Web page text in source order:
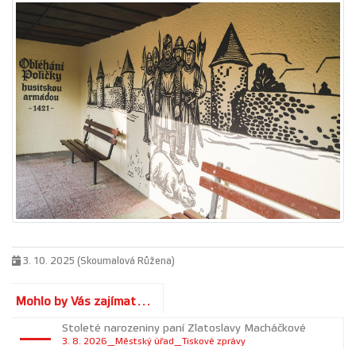
3. 10. 2025 (Skoumalová Růžena)
Mohlo by Vás zajímat...
Stoleté narozeniny paní Zlatoslavy Macháčkové
3. 8. 2026_Městský úřad_Tiskové zprávy